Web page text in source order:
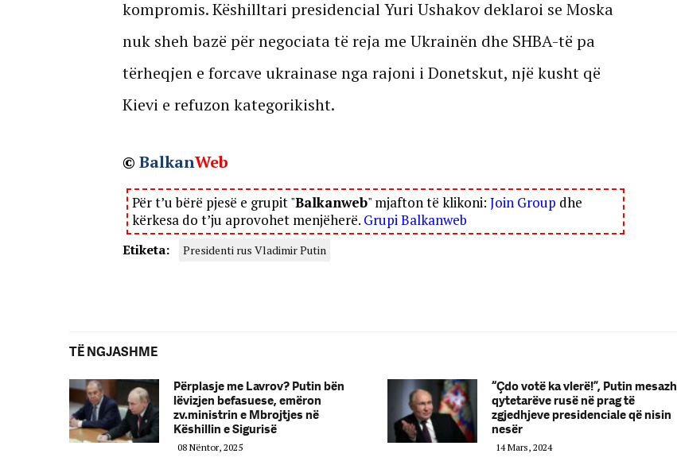
kompromis. Këshilltari presidencial Yuri Ushakov deklaroi se Moska
nuk sheh bazë për negociata të reja me Ukrainën dhe SHBA-të pa
tërheqjen e forcave ukrainase nga rajoni i Donetskut, një kusht që
Kievi e refuzon kategorikisht.
© BalkanWeb
Për t’u bërë pjesë e grupit "Balkanweb" mjafton të klikoni: Join Group dhe
kërkesa do t’ju aprovohet menjëherë. Grupi Balkanweb
Etiketa: Presidenti rus Vladimir Putin
TË NGJASHME
Përplasje me Lavrov? Putin bën
lëvizjen befasuese, emëron
zv.ministrin e Mbrojtjes në
Këshillin e Sigurisë
08 Nëntor, 2025
“Çdo votë ka vlerë!”, Putin mesazh
qytetarëve rusë në prag të
zgjedhjeve presidenciale që nisin
nesër
14 Mars, 2024